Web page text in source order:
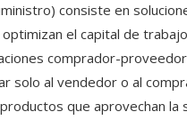
consiste en
el capital de
comprador-
solo al vendedor o al
que aprovechan la